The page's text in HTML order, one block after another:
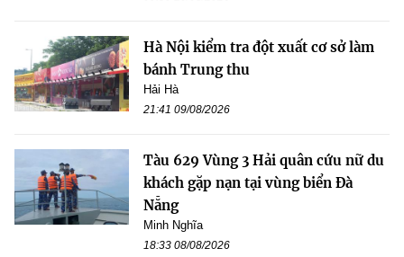
Hà Nội kiểm tra đột xuất cơ sở làm
bánh Trung thu
Hải Hà
21:41 09/08/2026
Tàu 629 Vùng 3 Hải quân cứu nữ du
khách gặp nạn tại vùng biển Đà
Nẵng
Minh Nghĩa
18:33 08/08/2026